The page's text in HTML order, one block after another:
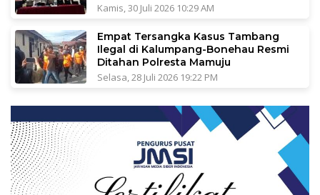
Kamis, 30 Juli 2026 10:29 AM
Empat Tersangka Kasus Tambang
Ilegal di Kalumpang-Bonehau Resmi
Ditahan Polresta Mamuju
Selasa, 28 Juli 2026 19:22 PM